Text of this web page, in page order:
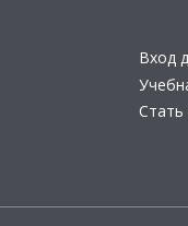
Вход
Стать